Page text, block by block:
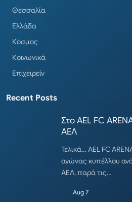
Θεσσαλία
Ελλάδα
Κόσμος
Κοινωνικά
Επιχειρείν
Recent Posts
Στο AEL FC
ΑΕΛ
Τελικά… AEL FC
αγώνας κυπέλλου
ΑΕΛ, παρά τις…
Aug 7